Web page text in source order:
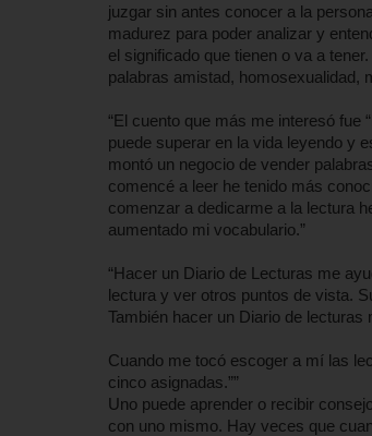
juzgar sin antes conocer a la
madurez para poder analizar y
el significado que tienen o va a
palabras amistad, homosexualidad,
“El cuento que más me interesó fue
puede superar en la vida leyendo y
montó un negocio de vender
comencé a leer he tenido más
comenzar a dedicarme a la lectura
aumentado mi vocabulario.”
“Hacer un Diario de Lecturas me
lectura y ver otros puntos de vista.
También hacer un Diario de
Cuando me tocó escoger a mí las
cinco asignadas.””
Uno puede aprender o recibir
con uno mismo. Hay veces que